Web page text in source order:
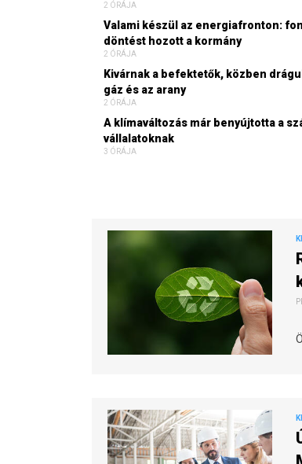
2 ÓRÁJA
Valami készül az energiafronton:
döntést hozott a kormány
2 ÓRÁJA
Kivárnak a befektetők, közben
gáz és az arany
2 ÓRÁJA
A klímaváltozás már benyújtotta a
vállalatoknak
3 ÓRÁJA